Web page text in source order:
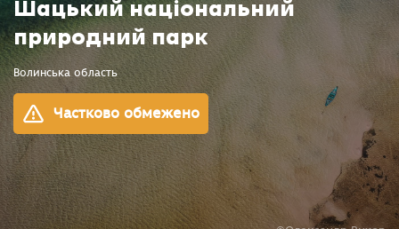
Шацький національний
природний парк
Волинська область
Частково обмежено